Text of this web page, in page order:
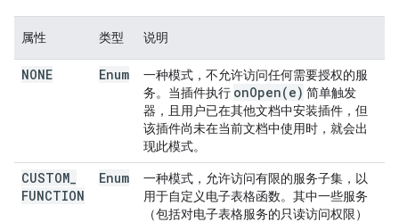
属性 类型 说明
NONE Enum
一种模式，不允许访问任何需要授权的服
务。当插件执行 onOpen(e) 简单触发
器，且用户已在其他文档中安装插件，但
该插件尚未在当前文档中使用时，就会出
现此模式。
CUSTOM
FUNCTION
Enum
一种模式，允许访问有限的服务子集，以
用于自定义电子表格函数。其中一些服务
（包括对电子表格服务的只读访问权限）